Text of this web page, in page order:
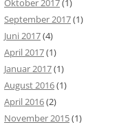
Oktober 2017(1)
September 2017(1)
Juni 2017(4)
April 2017(1)
Januar 2017(1)
August 2016(1)
April 2016(2)
November 2015(1)